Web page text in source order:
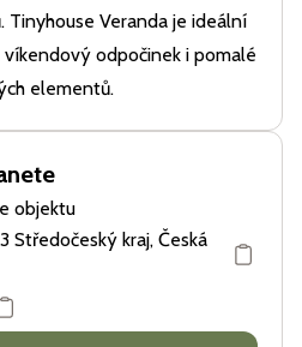
Veranda je ideální
odpočinek i pomalé
elementů.
objektu
Středočeský kraj, Česká